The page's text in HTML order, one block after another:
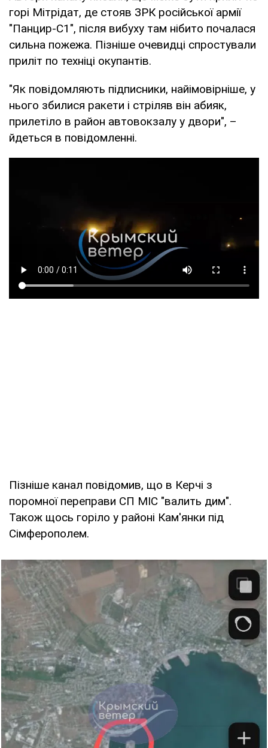
горі Мітрідат, де стояв ЗРК російської армії
"Панцир-С1", після вибуху там нібито почалася
сильна пожежа. Пізніше очевидці спростували
приліт по техніці окупантів.
"Як повідомляють підписники, найімовірніше, у
нього збилися ракети і стріляв він абияк,
прилетіло в район автовокзалу у двори", –
йдеться в повідомленні.
Пізніше канал повідомив, що в Керчі з
поромної переправи СП МІС "валить дим".
Також щось горіло у районі Кам'янки під
Сімферополем.